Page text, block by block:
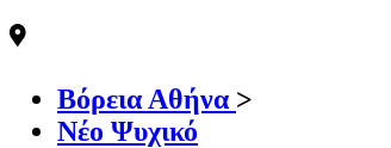
Βόρεια Αθήνα >
Νέο Ψυχικό